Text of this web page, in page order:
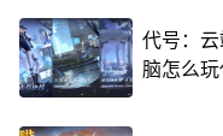
代号：
脑怎么